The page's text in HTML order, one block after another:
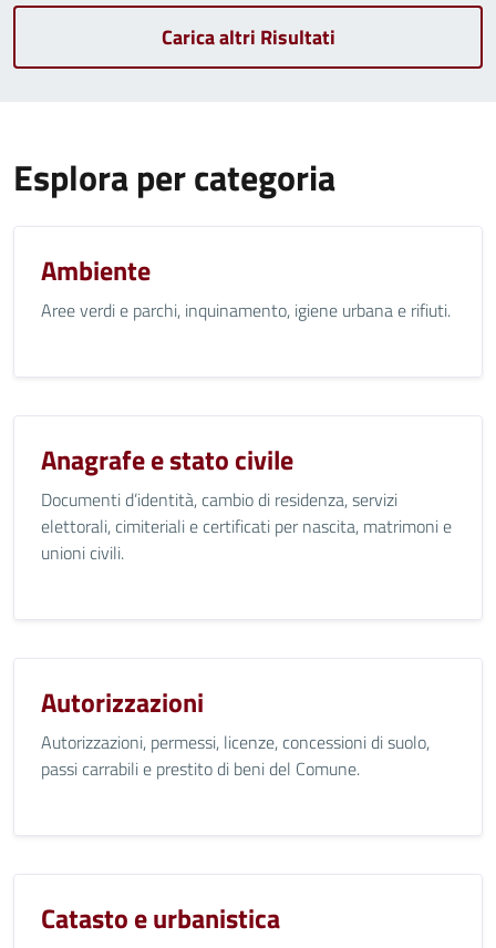
Carica altri Risultati
Esplora per categoria
Ambiente
Aree verdi e parchi, inquinamento, igiene urbana e rifiuti.
Anagrafe e stato civile
Documenti d’identità, cambio di residenza, servizi
elettorali, cimiteriali e certificati per nascita, matrimoni e
unioni civili.
Autorizzazioni
Autorizzazioni, permessi, licenze, concessioni di suolo,
passi carrabili e prestito di beni del Comune.
Catasto e urbanistica